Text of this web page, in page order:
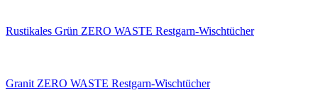
Rustikales Grün ZERO WASTE Restgarn-Wischtücher
Granit ZERO WASTE Restgarn-Wischtücher